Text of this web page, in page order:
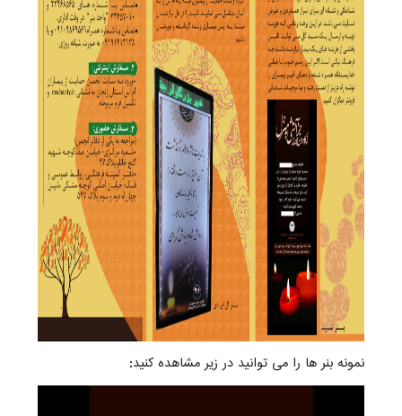
نمونه بنر ها را می توانید در زیر مشاهده کنید: